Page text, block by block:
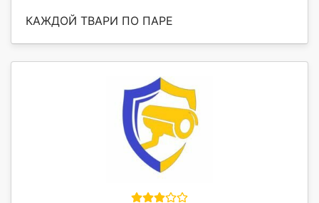
КАЖДОЙ ТВАРИ ПО ПАРЕ